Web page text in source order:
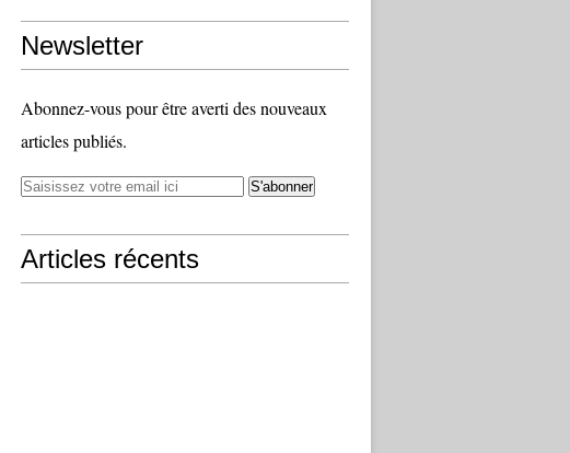
Newsletter
Abonnez-vous pour être averti des nouveaux
articles publiés.
Articles récents